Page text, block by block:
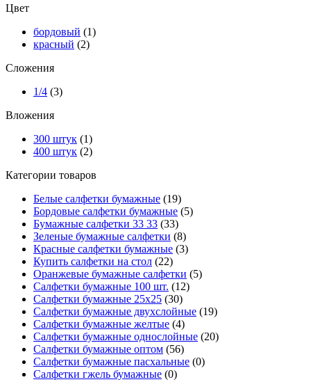
Цвет
бордовый (1)
красный (2)
Сложения
1/4 (3)
Вложения
300 штук (1)
400 штук (2)
Категории товаров
Белые салфетки бумажные (19)
Бордовые салфетки бумажные (5)
Бумажные салфетки 33 33 (33)
Зеленые бумажные салфетки (8)
Красные салфетки бумажные (3)
Купить салфетки на стол (22)
Оранжевые бумажные салфетки (5)
Салфетки бумажные 100 шт. (12)
Салфетки бумажные 25х25 (30)
Салфетки бумажные двухслойные (19)
Салфетки бумажные желтые (4)
Салфетки бумажные однослойные (20)
Салфетки бумажные оптом (56)
Салфетки бумажные пасхальные (0)
Салфетки гжель бумажные (0)